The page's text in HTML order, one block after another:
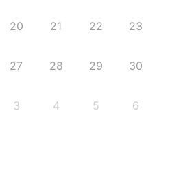
20 21 22 23
27 28 29 30
3 4 5 6